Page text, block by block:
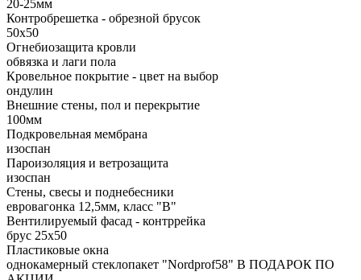
20-25мм
Контробрешетка - обрезной брусок
50x50
Огнебиозащита кровли
обвязка и лаги пола
Кровельное покрытие - цвет на выбор
ондулин
Внешние стены, пол и перекрытие
100мм
Подкровельная мембрана
изоспан
Пароизоляция и ветрозащита
изоспан
Стены, свесы и поднебесники
евровагонка 12,5мм, класс "В"
Вентилируемый фасад - контррейка
брус 25х50
Пластиковые окна
однокамерный стеклопакет "Nordprof58" В ПОДАРОК ПО